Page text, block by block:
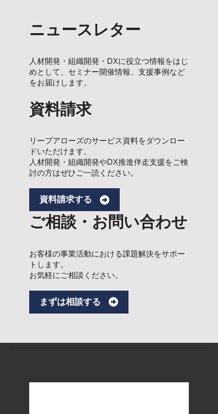
ニュースレター
人材開発・組織開発・DXに役立つ情報をはじ
めとして、セミナー開催情報、支援事例など
をお届けします。
資料請求
リープアローズのサービス資料をダウンロー
ドいただけます。
人材開発・組織開発やDX推進伴走支援をご検
討の方はぜひご一読ください。
資料請求する
ご相談・お問い合わせ
お客様の事業活動における課題解決をサポー
トします。
お気軽にご相談ください。
まずは相談する